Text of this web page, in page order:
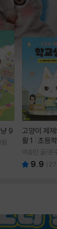
9
고양이 제
활 1 : 초등
렇게 힘들
이승민 글/온
9.9 ( 27